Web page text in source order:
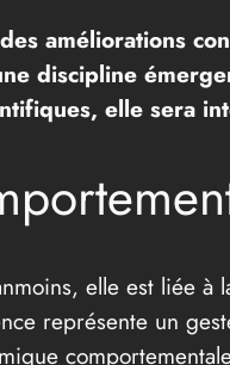
améliorations
discipline
elle sera
elle est liée à
représente un